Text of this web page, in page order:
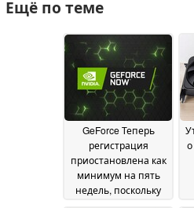
Ещё по теме
GeForce Теперь
регистрация
приостановлена как
минимум на пять
недель, поскольку